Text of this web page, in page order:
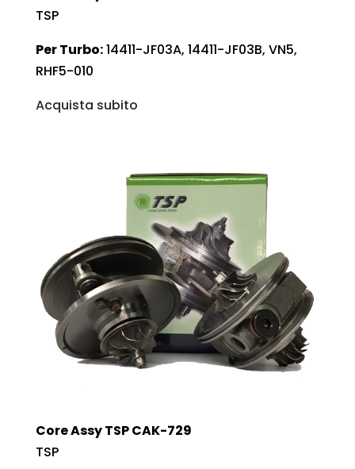
TSP
Per Turbo:14411-JF03A, 14411-JF03B, VN5,
RHF5-010
Acquista subito
Core Assy TSP CAK-729
TSP